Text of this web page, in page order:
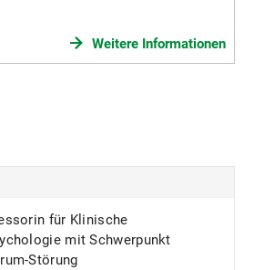
Weitere Informationen
für Klinische
mit Schwerpunkt
Störung